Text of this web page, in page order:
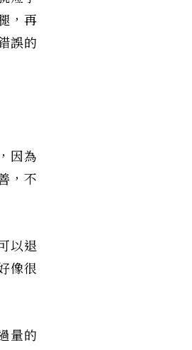
，再
誤的
因為
，不
以退
像很
量的